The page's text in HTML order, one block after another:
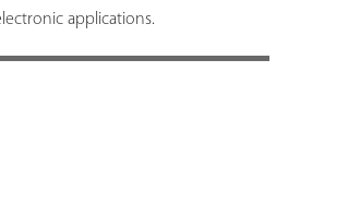
applications.